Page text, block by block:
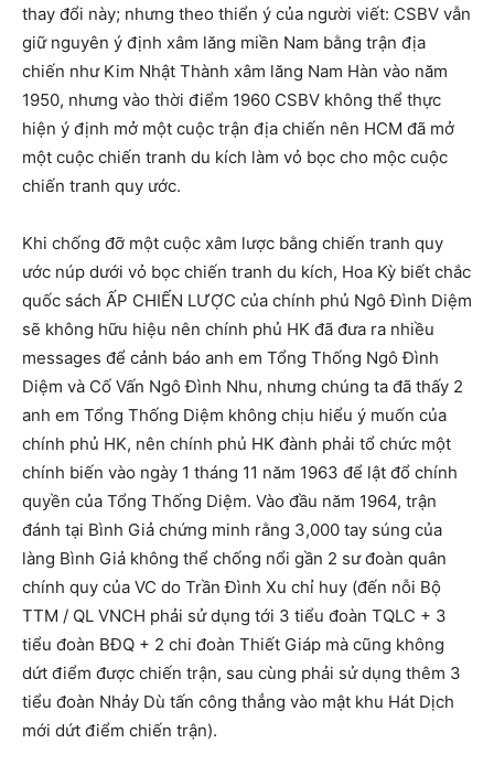
thay đổi này; nhưng theo thiển ý của người viết: CSBV vẫn
giữ nguyên ý định xâm lăng miền Nam bằng trận địa
chiến như Kim Nhật Thành xâm lăng Nam Hàn vào năm
1950, nhưng vào thời điểm 1960 CSBV không thể thực
hiện ý định mở một cuộc trận địa chiến nên HCM đã mở
một cuộc chiến tranh du kích làm vỏ bọc cho mộc cuộc
chiến tranh quy ước.
Khi chống đỡ một cuộc xâm lược bằng chiến tranh quy
ước núp dưới vỏ bọc chiến tranh du kích, Hoa Kỳ biết chắc
quốc sách ẤP CHIẾN LƯỢC của chính phủ Ngô Đình Diệm
sẽ không hữu hiệu nên chính phủ HK đã đưa ra nhiều
messages để cảnh báo anh em Tổng Thống Ngô Đình
Diệm và Cố Vấn Ngô Đình Nhu, nhưng chúng ta đã thấy 2
anh em Tổng Thống Diệm không chịu hiểu ý muốn của
chính phủ HK, nên chính phủ HK đành phải tổ chức một
chính biến vào ngày 1 tháng 11 năm 1963 để lật đổ chính
quyền của Tổng Thống Diệm. Vào đầu năm 1964, trận
đánh tại Bình Giả chứng minh rằng 3,000 tay súng của
làng Bình Giả không thể chống nổi gần 2 sư đoàn quân
chính quy của VC do Trần Đình Xu chỉ huy (đến nỗi Bộ
TTM / QL VNCH phải sử dụng tới 3 tiểu đoàn TQLC + 3
tiểu đoàn BĐQ + 2 chi đoàn Thiết Giáp mà cũng không
dứt điểm được chiến trận, sau cùng phải sử dụng thêm 3
tiểu đoàn Nhảy Dù tấn công thẳng vào mật khu Hát Dịch
mới dứt điểm chiến trận).